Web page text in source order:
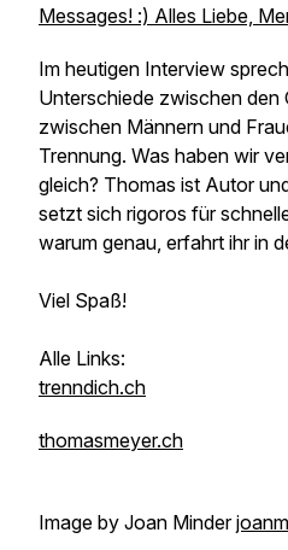
Messages! :) Alles Liebe,
Im heutigen Interview
Unterschiede zwischen den
zwischen Männern und
Trennung. Was haben wir
gleich? Thomas ist Autor
setzt sich rigoros für
warum genau, erfahrt ihr in
Viel Spaß!
Alle Links:
trenndich.ch
thomasmeyer.ch
Image by Joan Minder